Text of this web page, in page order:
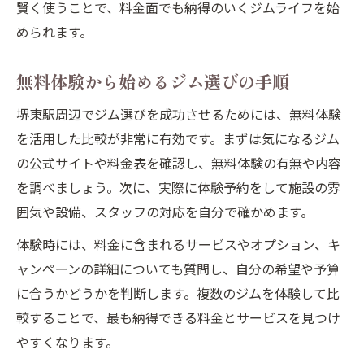
賢く使うことで、料金面でも納得のいくジムライフを始
められます。
無料体験から始めるジム選びの手順
堺東駅周辺でジム選びを成功させるためには、無料体験
を活用した比較が非常に有効です。まずは気になるジム
の公式サイトや料金表を確認し、無料体験の有無や内容
を調べましょう。次に、実際に体験予約をして施設の雰
囲気や設備、スタッフの対応を自分で確かめます。
体験時には、料金に含まれるサービスやオプション、キ
ャンペーンの詳細についても質問し、自分の希望や予算
に合うかどうかを判断します。複数のジムを体験して比
較することで、最も納得できる料金とサービスを見つけ
やすくなります。